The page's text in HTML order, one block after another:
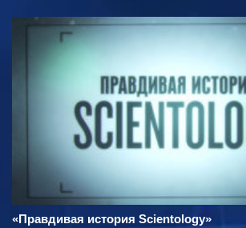
«Правдивая история Scientology»